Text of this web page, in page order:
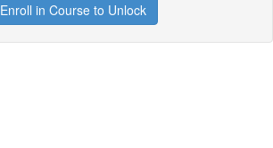
Enroll in Course to Unlock